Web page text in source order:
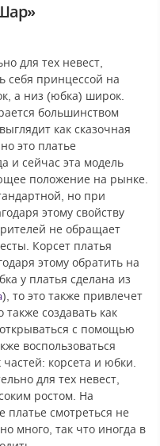
для тех невест,
себя принцессой на
а низ (юбка) широк.
большинством
как сказочная
это платье
и сейчас эта модель
положение на рынке.
но при
этому свойству
не обращает
Корсет платья
этому обратить на
у платья сделана из
), то это также привлечет
создавать как
с помощью
воспользоваться
частей: корсета и юбки.
для тех невест,
ростом. На
смотреться не
много, так что иногда в